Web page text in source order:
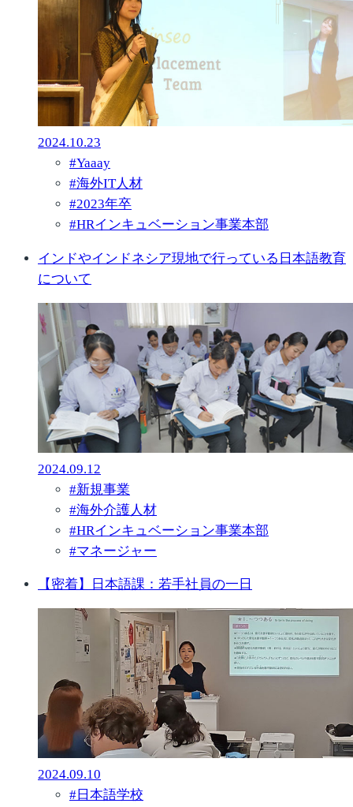
2024.10.23
#Yaaay
#海外IT人材
#2023年卒
#HRインキュベーション事業本部
インドやインドネシア現地で行っている日本語教育
について
2024.09.12
#新規事業
#海外介護人材
#HRインキュベーション事業本部
#マネージャー
【密着】日本語課：若手社員の一日
2024.09.10
# 日本語学校